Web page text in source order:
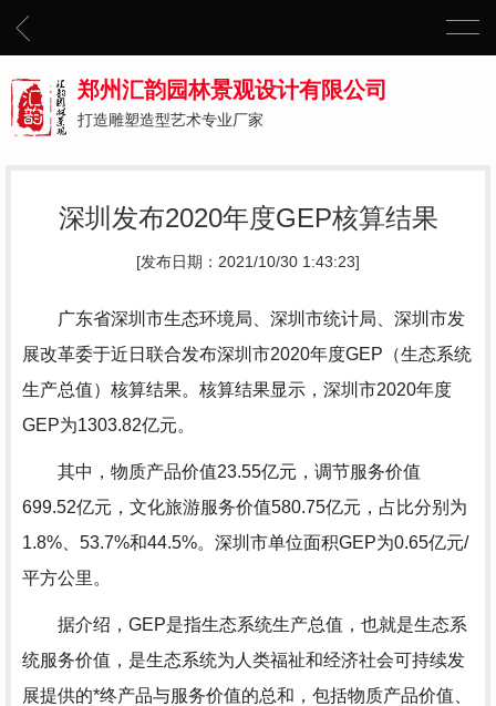
郑州汇韵园林景观设计有限公司
打造雕塑造型艺术专业厂家
深圳发布2020年度GEP核算结果
[发布日期：2021/10/30 1:43:23]
广东省深圳市生态环境局、深圳市统计局、深圳市发
展改革委于近日联合发布深圳市2020年度GEP（生态系统
生产总值）核算结果。核算结果显示，深圳市2020年度
GEP为1303.82亿元。
其中，物质产品价值23.55亿元，调节服务价值
699.52亿元，文化旅游服务价值580.75亿元，占比分别为
1.8%、53.7%和44.5%。深圳市单位面积GEP为0.65亿元/
平方公里。
据介绍，GEP是指生态系统生产总值，也就是生态系
统服务价值，是生态系统为人类福祉和经济社会可持续发
展提供的*终产品与服务价值的总和，包括物质产品价值、